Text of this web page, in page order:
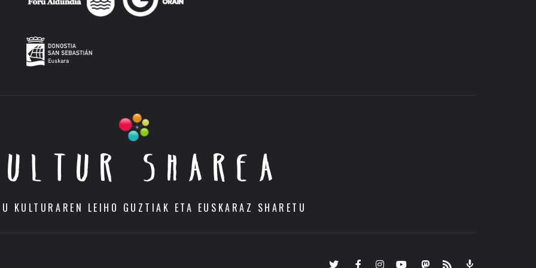
SHAREA
KULTURAREN LEIHO GUZTIAK ETA EUSKARAZ SHARETU
TwitterFacebookInstagramYoutubeMastodon.eus
RSS Podcast